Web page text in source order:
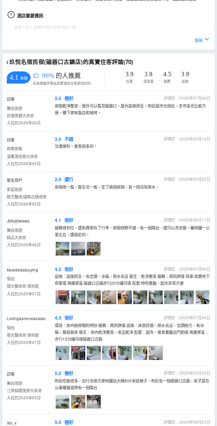
酒店重要資訊
實際入住人與預訂時信息需保持一致。
展開
玖悅名宿民宿(磁器口古鎮店)的真實住客評論(70)
4.1 /5分 96% 的人推薦
永安旅遊評價由真實酒店住客提供的評價。
3.9
位置
3.9
清潔度
4.5
服務
3.9
設施
訪客
獨自旅遊
舒適景觀大床房
入住於2026年06月
5.0 極好
評價於：2026年07月06日
房間乾淨整潔，窗外可以看見磁器口，屋內設施齊全，附近超市也很近，去市區也比較方
便，樓下就有飯店和燒烤。
訪客
商務旅客
温馨落地窗大床房
入住於2026年05月
3.0 不錯
評價於：2026年06月14日
交通便利，美食挺多的。
匿名用戶
家庭旅遊
歐式雙床|遠眺古鎮夜景
入住於2026年02月
2.0 還行
評價於：2026年02月22日
房間很一般，衞生也一般，定了兩個房間，有一個沒有熱水，
Jijifujijiwawa
獨自旅遊
精品大床房
入住於2025年08月
4.1 很好
評價於：2025年08月17日
服務很到位，還免費寄存了行李，房間視野不錯，有一個陽台，還可以洗衣服。離地鐵一公
里左右，還挺近的。
Keaidedatouying
情侶
陽光雙床房 落地窗
入住於2025年07月
4.2 很好
評價於：2025年07月06日
設施：設施齊全，有空調，冰箱，熱水充足 衞生：乾淨整潔 服務：周到熱情 停車:收費地下
停車場 周邊景區:磁器口古鎮步行20分鐘可達 配套:特色餐廳，超市非常方便
Lvxingdarenxiaoxiao
情侶
陽光雙床房 落地窗
入住於2025年07月
4.5 很好
評價於：2025年07月04日
環境：房內裝修簡約明快 服務：周到熱情 設施：床很舒適、熱水充足、空調給力、有冰
箱，簡易廚房 衞生：房內乾淨整潔，床品乾淨 配套：超市、美食餐廳出門即達 周邊景區：
步行15分鐘可達磁器口古鎮
訪客
獨自旅遊
江景精選夜景大床房
入住於2025年05月
5.0 極好
評價於：2025年05月28日
附近吃飯很多，出行也很方便地鐵站大概800米這樣子，附近有一個磁器口古鎮，房子是在
公寓樓裏面帶有一個陽台
Xix_x
5.0 極好
評價於：2024年08月23日